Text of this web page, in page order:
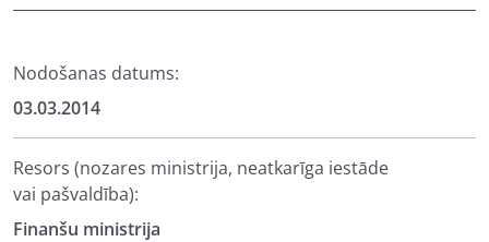
Nodošanas datums:
03.03.2014
Resors (nozares ministrija, neatkarīga iestāde
vai pašvaldība):
Finanšu ministrija